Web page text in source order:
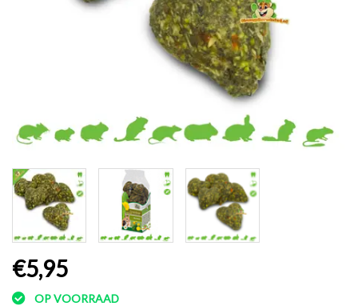
€5,95
OP VOORRAAD